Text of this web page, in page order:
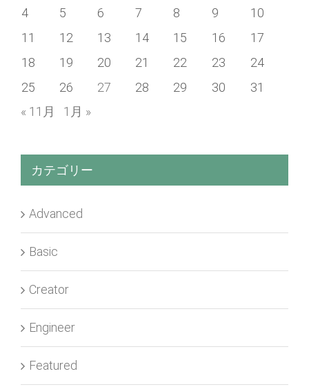
4
5 6 7 8 9
10
11
12 13 14 15 16
17
18
19 20 21 22 23
24
25
26 27 28 29 30
31
« 11月
1月 »
カテゴリー
Advanced
Basic
Creator
Engineer
Featured